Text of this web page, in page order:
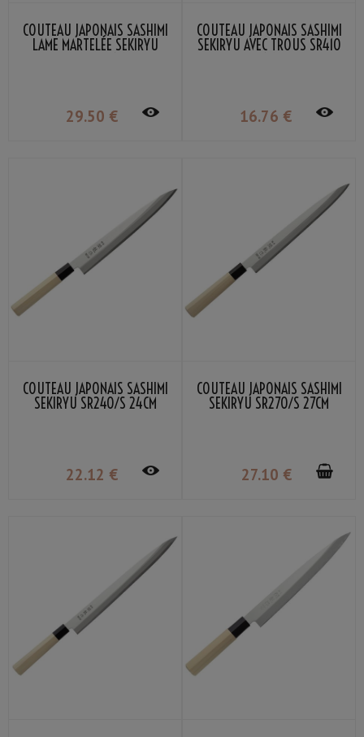
COUTEAU JAPONAIS SASHIMI
LAME MARTELÉE SEKIRYU
29.50 €
COUTEAU JAPONAIS SASHIMI
SEKIRYU AVEC TROUS SR410
16.76 €
COUTEAU JAPONAIS SASHIMI
SEKIRYU SR240/S 24CM
22.12 €
COUTEAU JAPONAIS SASHIMI
SEKIRYU SR270/S 27CM
27.10 €